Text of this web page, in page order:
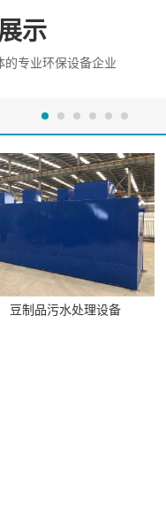
示
的专业环保设备企业
豆制品污水处理设备